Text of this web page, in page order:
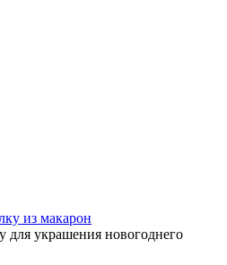
из макарон
для украшения новогоднего